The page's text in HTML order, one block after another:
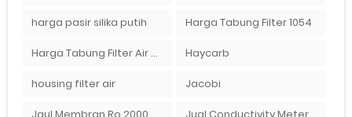
harga pasir silika putih Harga Tabung Filter 1054
Harga Tabung Filter Air Sumur Haycarb
housing filter air Jacobi
Jual Conductivity Meter Lutron